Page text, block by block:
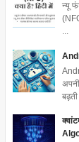
न्यू
...
बढ़ती